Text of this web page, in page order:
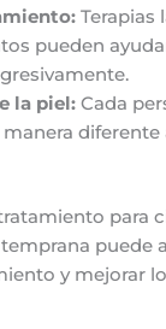
Terapias
pueden
la piel:Cada
diferente
para
puede
y mejorar